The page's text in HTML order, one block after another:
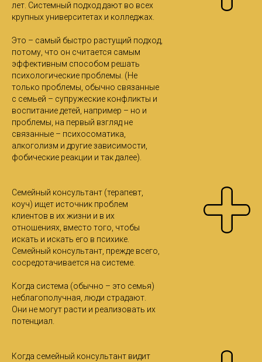
лет. Системный подход дают во всех
крупных университетах и колледжах.
Это – самый быстро растущий подход,
потому, что он считается самым
эффективным способом решать
психологические проблемы. (Не
только проблемы, обычно связанные
с семьей – супружеские конфликты и
воспитание детей, например – но и
проблемы, на первый взгляд не
связанные – психосоматика,
алкоголизм и другие зависимости,
фобические реакции и так далее).
Семейный консультант (терапевт,
коуч) ищет источник проблем
клиентов в их жизни и в их
отношениях, вместо того, чтобы
искать и искать его в психике.
Семейный консультант, прежде всего,
сосредотачивается на системе.
Когда система (обычно – это семья)
неблагополучная, люди страдают.
Они не могут расти и реализовать их
потенциал.
Когда семейный консультант видит